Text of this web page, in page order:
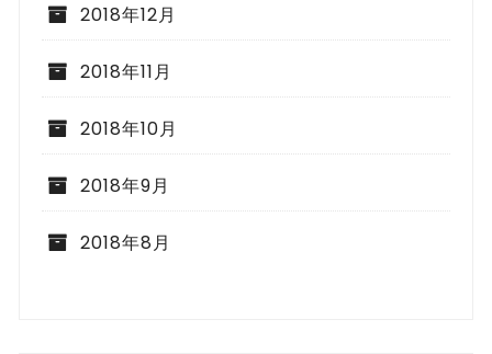
2018年12月
2018年11月
2018年10月
2018年9月
2018年8月